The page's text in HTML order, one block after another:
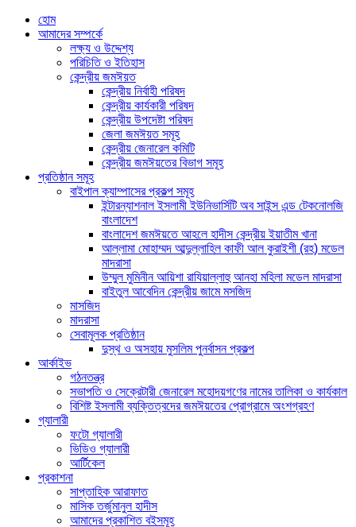
হোম
আমাদের সম্পর্কে
লক্ষ্য ও উদ্দেশ্য
পরিচিতি ও ইতিহাস
কেন্দ্রীয় জমঈয়ত
কেন্দ্রীয় নির্বাহী পরিষদ
কেন্দ্রীয় কার্যকারী পরিষদ
কেন্দ্রীয় উপদেষ্টা পরিষদ
জেলা জমঈয়ত সমূহ
কেন্দ্রীয় জেনারেল কমিটি
কেন্দ্রীয় জমঈয়তের বিভাগ সমূহ
প্রতিষ্ঠান সমূহ
বাইপাল ক্যাম্পাসের প্রকল্প সমূহ
ইন্টারন্যাশনাল ইসলামী ইউনিভার্সিটি অব সাইন্স এন্ড টেকনোলজি
বাংলাদেশ
বাংলাদেশ জমঈয়তে আহলে হাদীস কেন্দ্রীয় ইয়াতীম খানা
আল্লামা মোহাম্মদ আব্দুল্লাহিল কাফী আল কুরাইশী (রহ) মডেল
মাদরাসা
উম্মুল মুমিনীন আয়িশা রাযিয়াল্লাহু আনহা মহিলা মডেল মাদরাসা
বাইতুল আবেদিন কেন্দ্রীয় জামে মসজিদ
মাসজিদ
মাদরাসা
সেবামূলক প্রতিষ্ঠান
দুস্থ ও অসহায় মুসলিম পুনর্বাসন প্রকল্প
আর্কাইভ
গঠনতন্ত্র
সভাপতি ও সেক্রেটারী জেনারেল মহোদয়গণের নামের তালিকা ও কার্যকাল
বিশিষ্ট ইসলামী ব্যক্তিত্বদের জমঈয়তের প্রোগ্রামে অংশগ্রহণ
গ্যালারী
ফটো গ্যালারী
ভিডিও গ্যালারী
আর্টিকেল
প্রকাশনা
সাপ্তাহিক আরাফাত
মাসিক তর্জুমানুল হাদীস
আমাদের প্রকাশিত বইসমূহ